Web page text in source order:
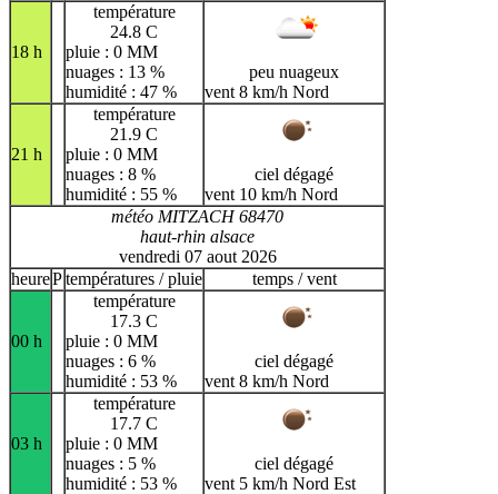
18 h
température
24.8 C
pluie : 0 MM
nuages : 13 %
humidité : 47 %
peu nuageux
vent 8 km/h Nord
21 h
température
21.9 C
pluie : 0 MM
nuages : 8 %
humidité : 55 %
ciel dégagé
vent 10 km/h Nord
météo MITZACH 68470
haut-rhin alsace
vendredi 07 aout 2026
heurePtempératures / pluie temps / vent
00 h
température
17.3 C
pluie : 0 MM
nuages : 6 %
humidité : 53 %
ciel dégagé
vent 8 km/h Nord
03 h
température
17.7 C
pluie : 0 MM
nuages : 5 %
humidité : 53 %
ciel dégagé
vent 5 km/h Nord Est